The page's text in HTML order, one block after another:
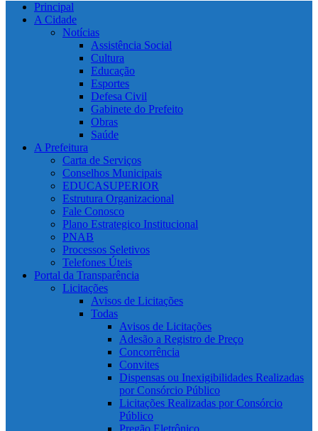
Principal
A Cidade
Notícias
Assistência Social
Cultura
Educação
Esportes
Defesa Civil
Gabinete do Prefeito
Obras
Saúde
A Prefeitura
Carta de Serviços
Conselhos Municipais
EDUCASUPERIOR
Estrutura Organizacional
Fale Conosco
Plano Estrategico Institucional
PNAB
Processos Seletivos
Telefones Úteis
Portal da Transparência
Licitações
Avisos de Licitações
Todas
Avisos de Licitações
Adesão a Registro de Preço
Concorrência
Convites
Dispensas ou Inexigibilidades Realizadas
por Consórcio Público
Licitações Realizadas por Consórcio
Público